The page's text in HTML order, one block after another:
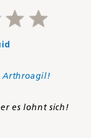
Arthroagil!
es lohnt sich!